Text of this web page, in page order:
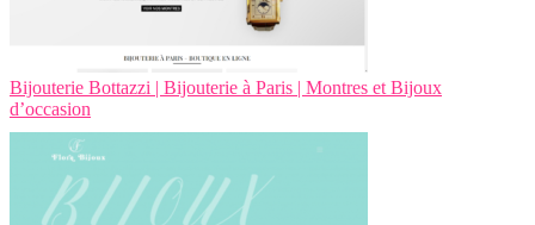
Bijouterie Bottazzi | Bijouterie à Paris | Montres et Bijoux
d’occasion